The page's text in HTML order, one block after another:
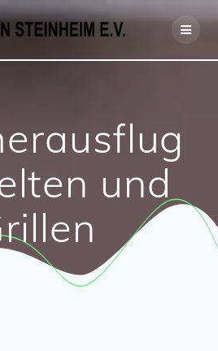
Zum
Inhalt
springen
und